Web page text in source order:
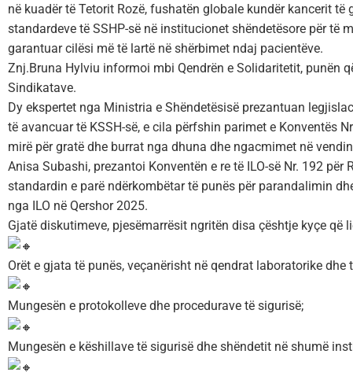
në kuadër të Tetorit Rozë, fushatën globale kundër kancerit
standardeve të SSHP-së në institucionet shëndetësore për të
garantuar cilësi më të lartë në shërbimet ndaj pacientëve.
Znj.Bruna Hylviu informoi mbi Qendrën e Solidaritetit, punën
Sindikatave.
Dy ekspertet nga Ministria e Shëndetësisë prezantuan
të avancuar të KSSH-së, e cila përfshin parimet e Konventës
mirë për gratë dhe burrat nga dhuna dhe ngacmimet në
Anisa Subashi, prezantoi Konventën e re të ILO-së Nr. 192
standardin e parë ndërkombëtar të punës për parandalimin
nga ILO në Qershor 2025.
Gjatë diskutimeve, pjesëmarrësit ngritën disa çështje kyçe që
Orët e gjata të punës, veçanërisht në qendrat laboratorike dhe
Mungesën e protokolleve dhe procedurave të sigurisë;
Mungesën e këshillave të sigurisë dhe shëndetit në shumë